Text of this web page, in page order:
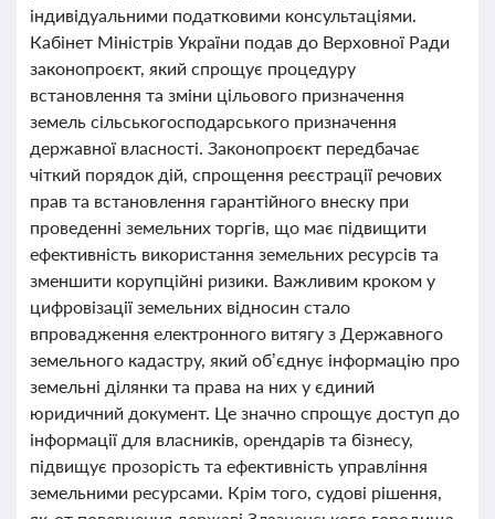
індивідуальними податковими консультаціями.
Кабінет Міністрів України подав до Верховної Ради
законопроєкт, який спрощує процедуру
встановлення та зміни цільового призначення
земель сільськогосподарського призначення
державної власності. Законопроєкт передбачає
чіткий порядок дій, спрощення реєстрації речових
прав та встановлення гарантійного внеску при
проведенні земельних торгів, що має підвищити
ефективність використання земельних ресурсів та
зменшити корупційні ризики. Важливим кроком у
цифровізації земельних відносин стало
впровадження електронного витягу з Державного
земельного кадастру, який об’єднує інформацію про
земельні ділянки та права на них у єдиний
юридичний документ. Це значно спрощує доступ до
інформації для власників, орендарів та бізнесу,
підвищує прозорість та ефективність управління
земельними ресурсами. Крім того, судові рішення,